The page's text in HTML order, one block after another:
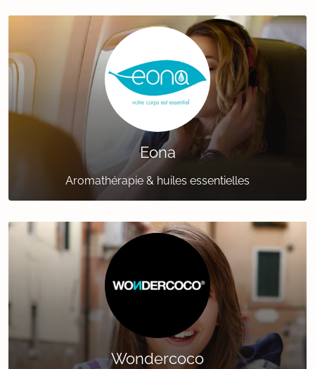
Eona
Aromathérapie & huiles essentielles
Wondercoco